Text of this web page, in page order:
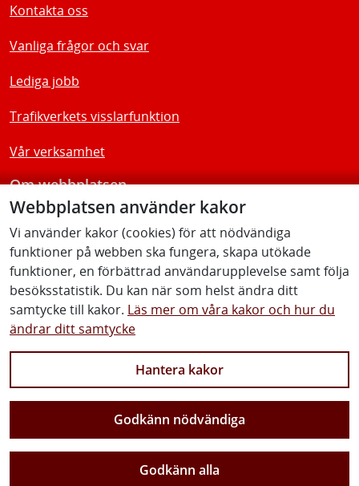
Webbplatsen använder kakor
Vi använder kakor (cookies) för att nödvändiga
funktioner på webben ska fungera, skapa utökade
funktioner, en förbättrad användarupplevelse samt följa
besöksstatistik. Du kan när som helst ändra ditt
samtycke till kakor. Läs mer om våra kakor och hur du
ändrar ditt samtycke
Hantera kakor
Godkänn nödvändiga
Godkänn alla
Vi gör Sverige närmare
Kontakta oss
Vanliga frågor och svar
Lediga jobb
Trafikverkets visslarfunktion
Vår verksamhet
Om webbplatsen
Tillgänglighetsredogörelse
Följ oss
Facebook Youtube